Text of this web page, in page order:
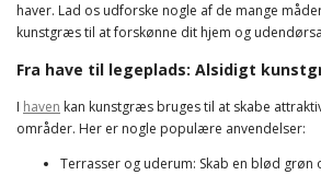
haver. Lad os udforske nogle af de mange
kunstgræs til at forskønne dit hjem og
Fra have til legeplads: Alsidigt
I haven kan kunstgræs bruges til at skabe
områder. Her er nogle populære anvendelser:
Terrasser og uderum: Skab en blød grøn